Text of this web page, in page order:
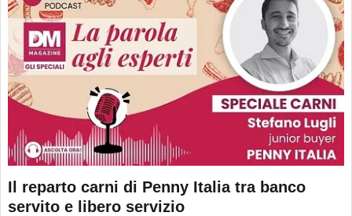
Il reparto carni di Penny Italia tra banco
servito e libero servizio